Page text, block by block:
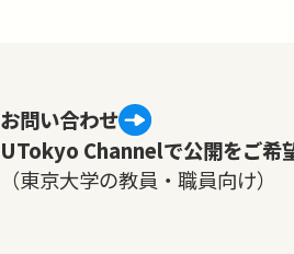
お問い合わせ
UTokyo Channelで公開をご希
（東京大学の教員・職員向け）